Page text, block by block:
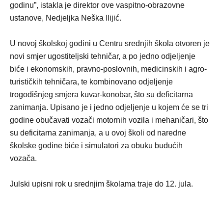
godinu”, istakla je direktor ove vaspitno-obrazovne
ustanove, Nedjeljka Neška Ilijić.
U novoj školskoj godini u Centru srednjih škola otvoren je
novi smjer ugostiteljski tehničar, a po jedno odjeljenje
biće i ekonomskih, pravno-poslovnih, medicinskih i agro-
turističkih tehničara, te kombinovano odjeljenje
trogodišnjeg smjera kuvar-konobar, što su deficitarna
zanimanja. Upisano je i jedno odjeljenje u kojem će se tri
godine obučavati vozači motornih vozila i mehaničari, što
su deficitarna zanimanja, a u ovoj školi od naredne
školske godine biće i simulatori za obuku budućih
vozača.
Julski upisni rok u srednjim školama traje do 12. jula.